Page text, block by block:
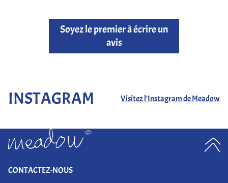
Soyez le premier à écrire un
avis
INSTAGRAM Visitez l'Instagram de Meadow
CONTACTEZ-NOUS